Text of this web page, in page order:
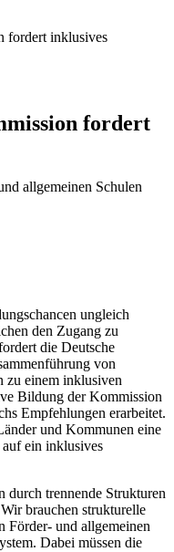
fordert inklusives
fordert
allgemeinen Schulen
ungleich
den Zugang zu
die Deutsche
von
zu einem inklusiven
Bildung der Kommission
Empfehlungen erarbeitet.
und Kommunen eine
ein inklusives
durch trennende Strukturen
brauchen strukturelle
Förder- und allgemeinen
Dabei müssen die